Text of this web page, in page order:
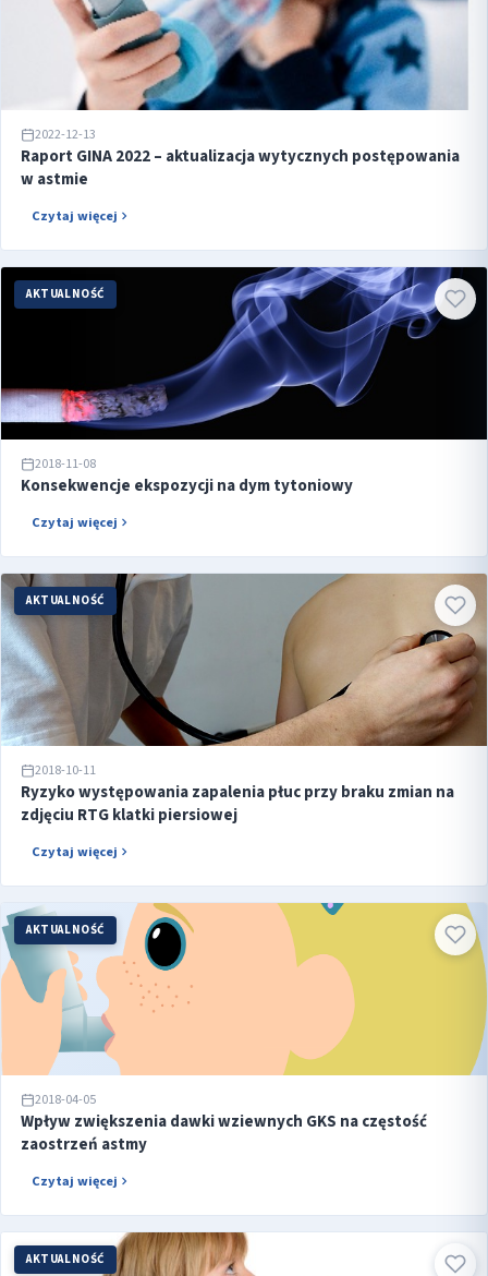
2022-12-13
Raport GINA 2022 – aktualizacja wytycznych postępowania
w astmie
Czytaj więcej
AKTUALNOŚĆ
2018-11-08
Konsekwencje ekspozycji na dym tytoniowy
Czytaj więcej
AKTUALNOŚĆ
2018-10-11
Ryzyko występowania zapalenia płuc przy braku zmian na
zdjęciu RTG klatki piersiowej
Czytaj więcej
AKTUALNOŚĆ
2018-04-05
Wpływ zwiększenia dawki wziewnych GKS na częstość
zaostrzeń astmy
Czytaj więcej
AKTUALNOŚĆ